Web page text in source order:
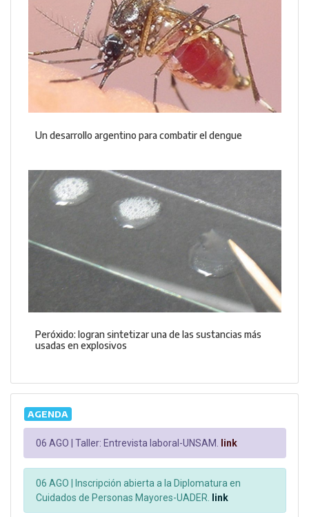
Un desarrollo argentino para combatir el dengue
Peróxido: logran sintetizar una de las sustancias más
usadas en explosivos
AGENDA
06 AGO | Taller: Entrevista laboral-UNSAM. link
06 AGO | Inscripción abierta a la Diplomatura en
Cuidados de Personas Mayores-UADER. link